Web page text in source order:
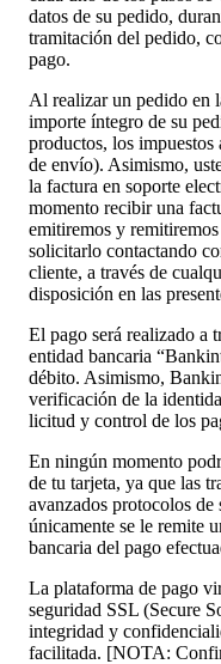
datos de su pedido,
tramitación del pedido,
pago.
Al realizar un pedido en
importe íntegro de su
productos, los
de envío). Asimismo,
la factura en soporte
momento recibir una
emitiremos y
solicitarlo contactando
cliente, a través de
disposición en las
El pago será realizado a
entidad bancaria
débito. Asimismo,
verificación de la
licitud y control de los
En ningún momento
de tu tarjeta, ya que las
avanzados protocolos
únicamente se le remite
bancaria del pago
La plataforma de pago
seguridad SSL (Secure
integridad y
facilitada. [NOTA: